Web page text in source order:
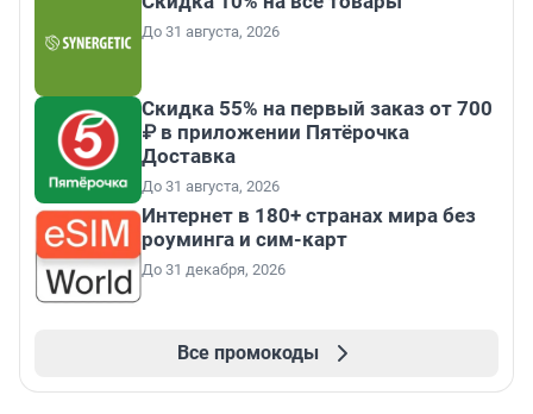
До 31 августа, 2026
Скидка 55% на первый заказ от 700
₽ в приложении Пятёрочка
Доставка
До 31 августа, 2026
Интернет в 180+ странах мира без
роуминга и сим-карт
До 31 декабря, 2026
Все промокоды